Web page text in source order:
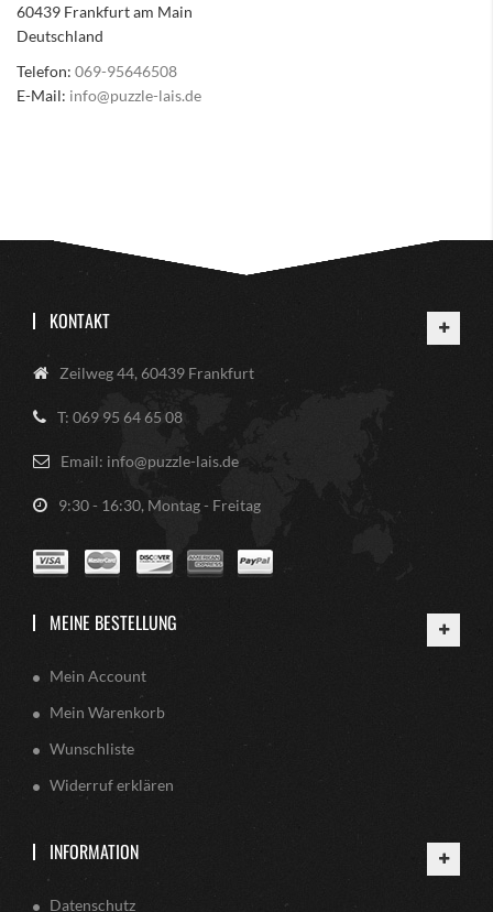
60439 Frankfurt am Main
Deutschland
Telefon: 069-95646508
E-Mail: info@puzzle-lais.de
KONTAKT
Zeilweg 44, 60439 Frankfurt
T: 069 95 64 65 08
Email: info@puzzle-lais.de
9:30 - 16:30, Montag - Freitag
MEINE BESTELLUNG
Mein Account
Mein Warenkorb
Wunschliste
Widerruf erklären
INFORMATION
Datenschutz